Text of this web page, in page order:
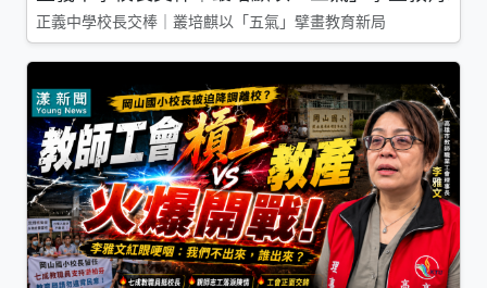
正義中學校長交棒｜叢培麒以「五氣」擘畫教育新局